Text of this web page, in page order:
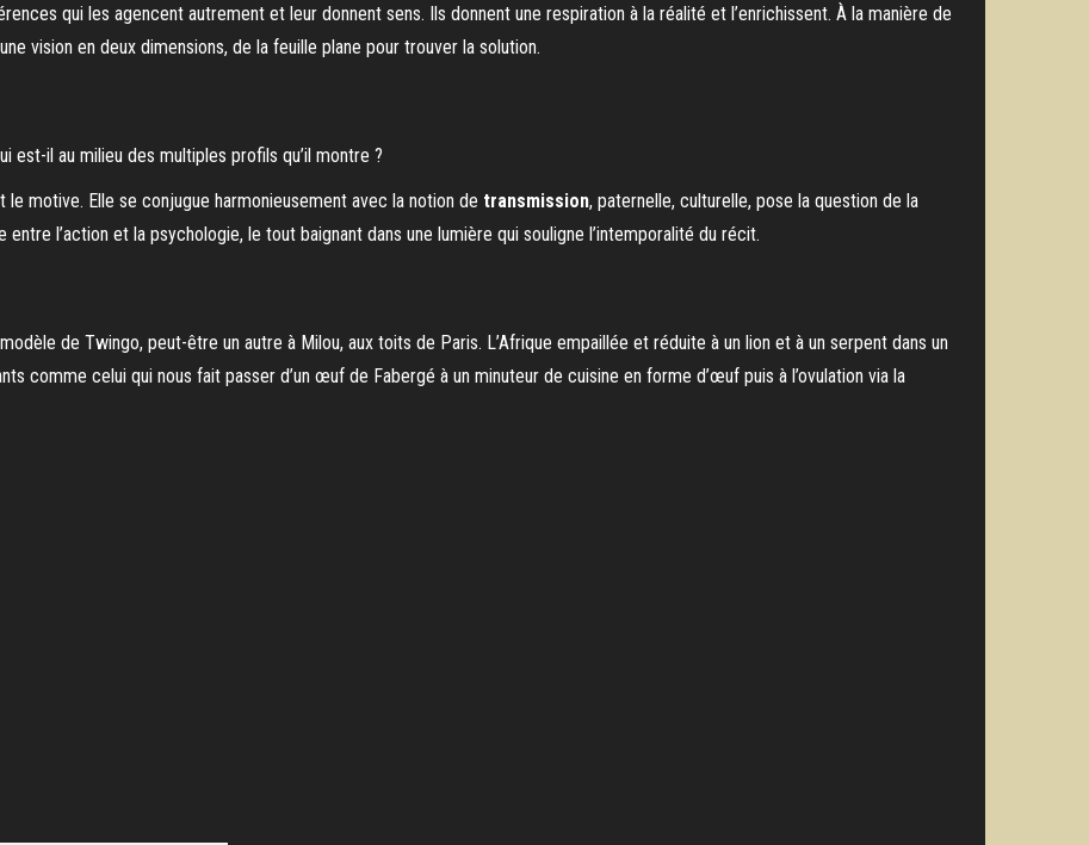
qui les agencent autrement et leur donnent sens. Ils donnent une respiration à la réalité et l’enrichissent. À la manière de
vision en deux dimensions, de la feuille plane pour trouver la solution.
est-il au milieu des multiples profils qu’il montre ?
motive. Elle se conjugue harmonieusement avec la notion de transmission, paternelle, culturelle, pose la question de la
entre l’action et la psychologie, le tout baignant dans une lumière qui souligne l’intemporalité du récit.
de Twingo, peut-être un autre à Milou, aux toits de Paris. L’Afrique empaillée et réduite à un lion et à un serpent dans un
comme celui qui nous fait passer d’un œuf de Fabergé à un minuteur de cuisine en forme d’œuf puis à l’ovulation via la